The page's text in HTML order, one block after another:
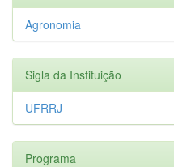
Agronomia
Sigla da Instituição
UFRRJ
Programa